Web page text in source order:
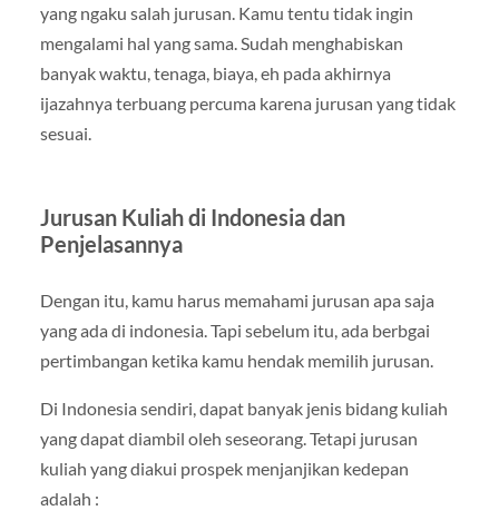
yang ngaku salah jurusan. Kamu tentu tidak ingin
mengalami hal yang sama. Sudah menghabiskan
banyak waktu, tenaga, biaya, eh pada akhirnya
ijazahnya terbuang percuma karena jurusan yang tidak
sesuai.
Jurusan Kuliah di Indonesia dan
Penjelasannya
Dengan itu, kamu harus memahami jurusan apa saja
yang ada di indonesia. Tapi sebelum itu, ada berbgai
pertimbangan ketika kamu hendak memilih jurusan.
Di Indonesia sendiri, dapat banyak jenis bidang kuliah
yang dapat diambil oleh seseorang. Tetapi jurusan
kuliah yang diakui prospek menjanjikan kedepan
adalah :